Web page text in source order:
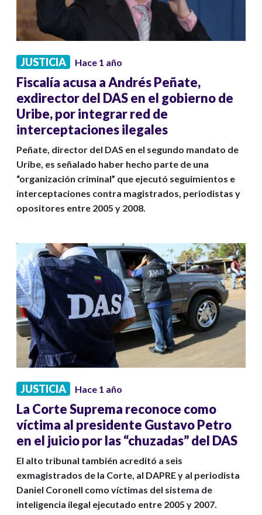
JUSTICIA Hace 1 año
Fiscalía acusa a Andrés Peñate,
exdirector del DAS en el gobierno de
Uribe, por integrar red de
interceptaciones ilegales
Peñate, director del DAS en el segundo mandato de
Uribe, es señalado haber hecho parte de una
“organización criminal” que ejecutó seguimientos e
interceptaciones contra magistrados, periodistas y
opositores entre 2005 y 2008.
JUSTICIA Hace 1 año
La Corte Suprema reconoce como
víctima al presidente Gustavo Petro
en el juicio por las “chuzadas” del DAS
El alto tribunal también acreditó a seis
exmagistrados de la Corte, al DAPRE y al periodista
Daniel Coronell como víctimas del sistema de
inteligencia ilegal ejecutado entre 2005 y 2007.